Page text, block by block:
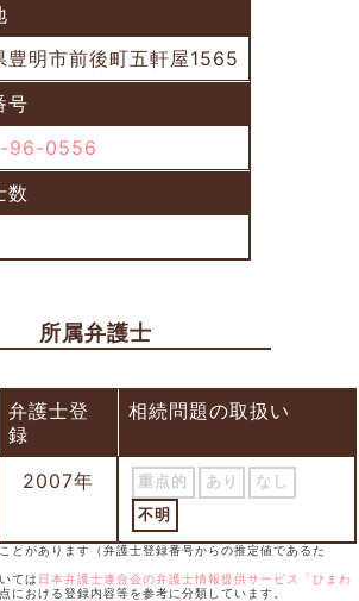
豊明市前後町五軒屋1565
号
96-0556
数
所属弁護士
弁護士登
録
相続問題の取扱い
2007年 重点的 あり
なし
不明
とがあります（弁護士登録番号からの推定値であるた
ては 日本弁護士連合会の弁護士情報提供サービス「ひまわ
における登録内容等を参考に分類しています。